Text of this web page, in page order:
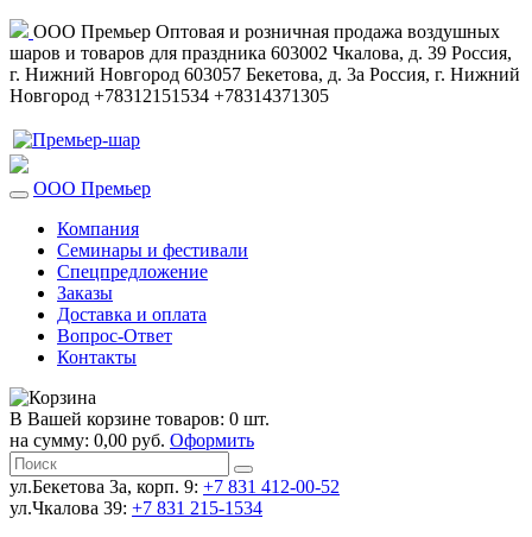
ООО Премьер Оптовая и розничная продажа воздушных
шаров и товаров для праздника 603002 Чкалова, д. 39 Россия,
г. Нижний Новгород 603057 Бекетова, д. 3а Россия, г. Нижний
Новгород +78312151534 +78314371305
ООО Премьер
Компания
Семинары и фестивали
Спецпредложение
Заказы
Доставка и оплата
Вопрос-Ответ
Контакты
В Вашей корзине товаров: 0 шт.
на сумму: 0,00 руб. Оформить
ул.Бекетова 3а, корп. 9: +7 831 412-00-52
ул.Чкалова 39: +7 831 215-1534